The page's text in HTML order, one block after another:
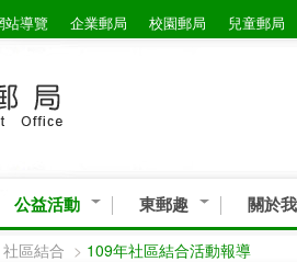
站導覽 企業郵局 校園郵局 兒童郵局
公益活動 東郵趣 關於
社區結合 > 109年社區結合活動報導